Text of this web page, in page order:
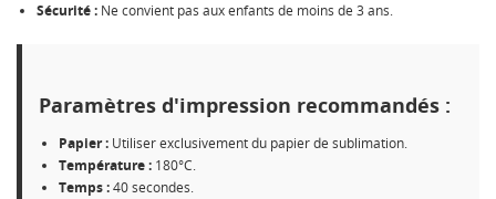
Sécurité : Ne convient pas aux enfants de moins de 3 ans.
Paramètres d'impression recommandés :
Papier : Utiliser exclusivement du papier de sublimation.
Température : 180°C.
Temps :40 secondes.
MES LISTES
add_circle_outline Créer une nouvelle liste
CRÉER UNE LISTE D'ENVIES
votre liste d'envies.